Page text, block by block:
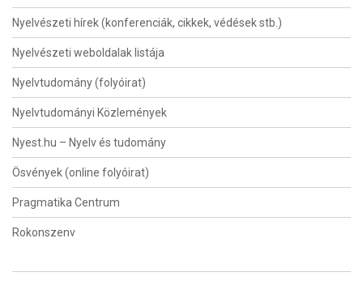
Nyelvészeti hírek (konferenciák, cikkek, védések stb.)
Nyelvészeti weboldalak listája
Nyelvtudomány (folyóirat)
Nyelvtudományi Közlemények
Nyest.hu – Nyelv és tudomány
Ösvények (online folyóirat)
Pragmatika Centrum
Rokonszenv